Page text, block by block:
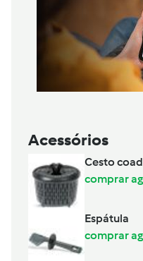
Acessórios
Cesto
comprar
Espátula
comprar